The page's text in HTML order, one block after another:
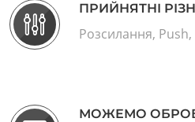
ПРИЙНЯТНІ
Розсилання, Push,
МОЖЕМО